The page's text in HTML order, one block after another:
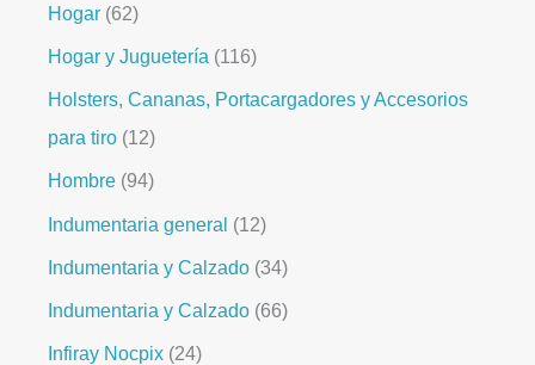
Hogar 62
Hogar y Juguetería 116
Holsters, Cananas, Portacargadores y Accesorios
para tiro 12
Hombre 94
Indumentaria general 12
Indumentaria y Calzado 34
Indumentaria y Calzado 66
Infiray Nocpix 24